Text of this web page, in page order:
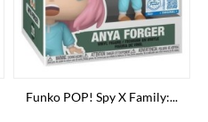
Funko POP! Spy X Family:...